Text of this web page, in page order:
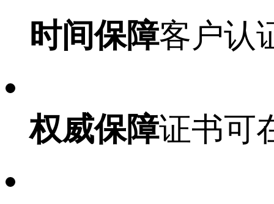
时间保障客户认
权威保障证书可